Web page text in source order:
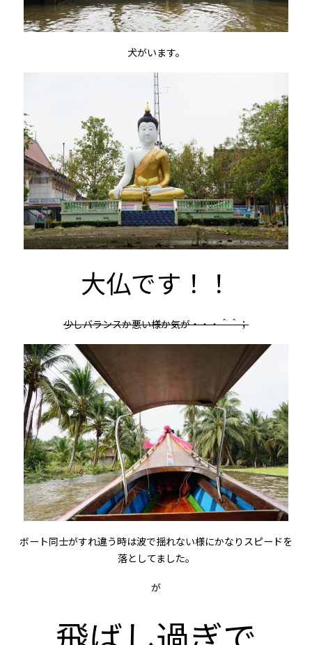
犬がいます。
大仏です！！
少しバランスか悪い様か気が・・・＾＾；
ボート同士がすれ違う時は波で揺れない様にかなりスピードを
落としてました。
が